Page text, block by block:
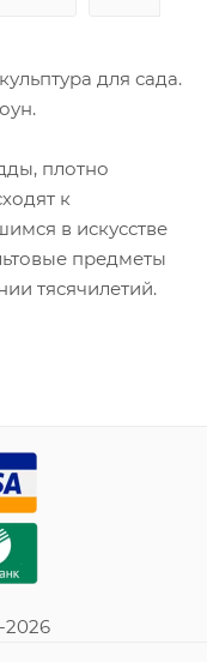
для сада.
плотно
к
в искусстве
предметы
тясячилетий.
2026